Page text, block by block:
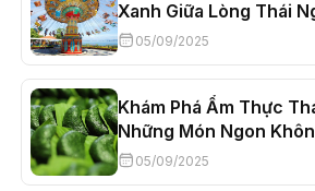
Xanh Giữa Lòng Thái
05/09/2025
Khám Phá Ẩm Thực
Những Món Ngon
Lỡ05/09/2025